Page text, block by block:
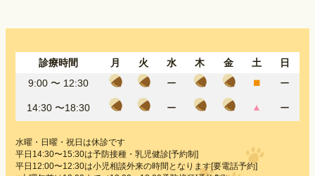
診療時間 月 火 水 木 金 土
日
9:00 〜 12:30 ー ⬛︎ ー
14:30 〜18:30 ー ▲ ー
水曜・日曜・祝日は休診です
平日14:30〜15:30は予防接種・乳児健診[予約制]
平日12:00〜12:30は小児相談外来の時間となります[要電話予約]